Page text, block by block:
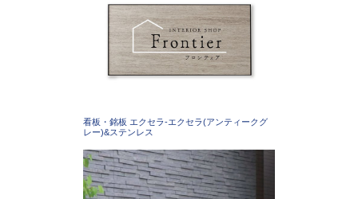
看板・銘板 エクセラ-エクセラ(アンティークグ
レー)&ステンレス